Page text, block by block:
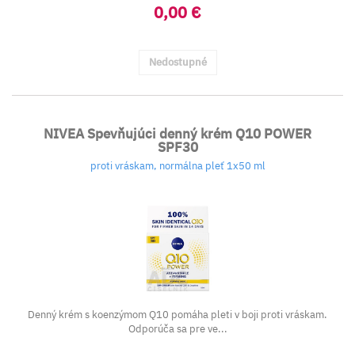
0,00 €
Nedostupné
NIVEA Spevňujúci denný krém Q10 POWER
SPF30
proti vráskam, normálna pleť 1x50 ml
Denný krém s koenzýmom Q10 pomáha pleti v boji proti vráskam.
Odporúča sa pre ve...